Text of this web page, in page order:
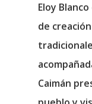
Eloy
de
Caimán